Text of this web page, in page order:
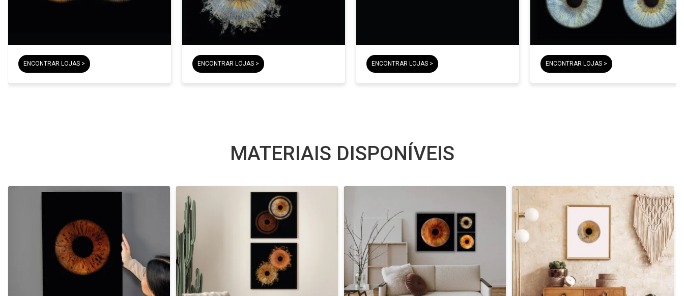
ENCONTRAR LOJAS > ENCONTRAR LOJAS > ENCONTRAR LOJAS > ENCONTRAR LOJAS >
MATERIAIS DISPONÍVEIS